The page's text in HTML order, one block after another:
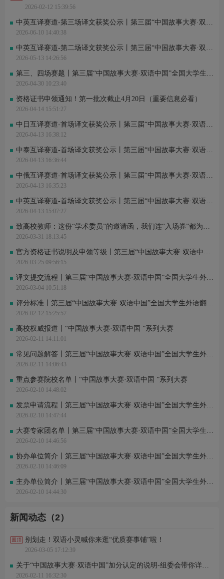
施*涵 刚刚完成了报名
余*晖 刚刚完成了报名
L*g 刚刚进行了关注
夜*啸 刚刚进行了关注
2026-02-12 15:39:56
中英互译赛道-第三场译文获奖公示丨第三届“中国故事大赛·双语中国”全国大学生外语翻译大赛
2026-06-10 14:40:38
中英互译赛道-第二场译文获奖公示丨第三届“中国故事大赛·双语中国”全国大学生外语翻译大赛
2026-05-13 14:26:56
第三、四场赛题丨第三届“中国故事大赛·双语中国”全国大学生外语翻译大赛
2026-04-30 10:23:40
资格证书申领通知！第一批次截止4月20日（重要信息必看）
2026-04-14 15:51:27
中日互译赛道-首场译文获奖公示丨第三届“中国故事大赛·双语中国”全国大学生外语翻译大赛
2026-04-13 16:38:12
中泰互译赛道-首场译文获奖公示丨第三届“中国故事大赛·双语中国”全国大学生外语翻译大赛
2026-04-13 16:36:44
中俄互译赛道-首场译文获奖公示丨第三届“中国故事大赛·双语中国”全国大学生外语翻译大赛
2026-04-13 16:35:23
中英互译赛道-首场译文获奖公示丨第三届“中国故事大赛·双语中国”全国大学生外语翻译大赛
2026-04-13 15:07:27
致高校教师：这份“学术委员”的邀请函，我们连“入场券”都为您准备好了
2026-03-31 18:13:45
官方资格证书说明及申领等级丨第三届“中国故事大赛·双语中国”全国大学生外语翻译大赛
2026-03-25 09:56:15
译文提交流程丨第三届“中国故事大赛·双语中国”全国大学生外语翻译大赛
2026-03-04 10:51:18
评分标准丨第三届“中国故事大赛·双语中国”全国大学生外语翻译大赛
2026-02-12 15:25:57
高校权威报道丨“中国故事大赛·双语中国 ”系列大赛
2026-02-11 14:11:01
常见问题解答丨第三届“中国故事大赛·双语中国”全国大学生外语翻译大赛
2026-02-11 14:06:43
重点参赛院校名单丨“中国故事大赛·双语中国 ”系列大赛
2026-02-10 14:48:02
发票申请流程丨第三届“中国故事大赛·双语中国”全国大学生外语翻译大赛
2026-02-10 14:47:44
大赛专家团名单丨第三届“中国故事大赛·双语中国”全国大学生外语翻译大赛
2026-02-10 14:46:56
协办单位简介丨第三届“中国故事大赛·双语中国”全国大学生外语翻译大赛
2026-02-10 14:46:09
主办单位简介丨第三届“中国故事大赛·双语中国”全国大学生外语翻译大赛
2026-02-10 14:44:30
新闻动态（2）
别划走！双语小灵喊你来逛“优质赛事铺”啦！
2026-03-05 17:12:39
关于“中国故事大赛·双语中国”加分认定的说明-组委会带你详情了解本系列赛事
2026-02-11 16:32:30